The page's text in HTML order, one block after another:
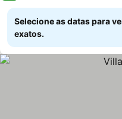
Selecione as datas para
exatos.